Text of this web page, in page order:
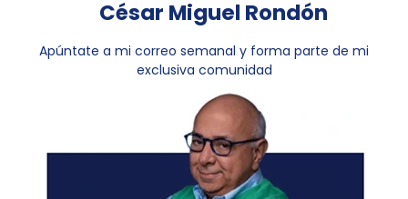
César Miguel Rondón
Apúntate a mi correo semanal y forma parte de mi
exclusiva comunidad